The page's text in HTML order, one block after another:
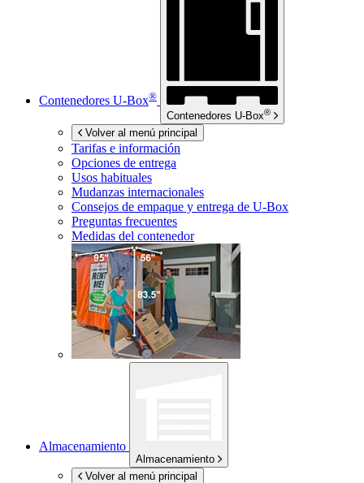
Contenedores U-Box®
Contenedores U-Box®
Volver al menú principal
Tarifas e información
Opciones de entrega
Usos habituales
Mudanzas internacionales
Consejos de empaque y entrega de U-Box
Preguntas frecuentes
Medidas del contenedor
Almacenamiento
Almacenamiento
Volver al menú principal